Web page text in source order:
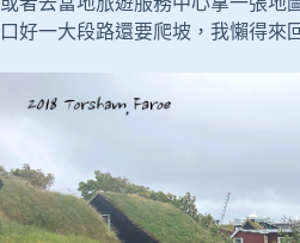
口好一大段路還要爬坡，我懶得來